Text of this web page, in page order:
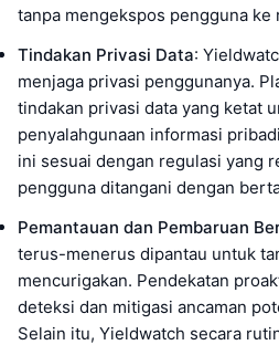
tanpa mengekspos pengguna ke
Tindakan Privasi Data:
menjaga privasi penggunanya.
tindakan privasi data yang ketat
penyalahgunaan informasi
ini sesuai dengan regulasi yang
pengguna ditangani dengan
Pemantauan dan Pembaruan
terus-menerus dipantau untuk
mencurigakan. Pendekatan
deteksi dan mitigasi ancaman
Selain itu, Yieldwatch secara